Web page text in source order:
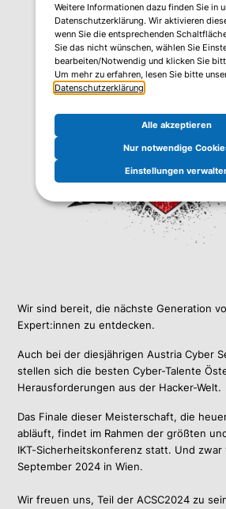
Wir sind bereit, die nächste Generation
Expert:innen zu entdecken.
Auch bei der diesjährigen Austria Cyber
stellen sich die besten Cyber-Talente
Herausforderungen aus der Hacker-Welt.
Das Finale dieser Meisterschaft, die
abläuft, findet im Rahmen der größten
IKT-Sicherheitskonferenz statt. Und zwar
September 2024 in Wien.
Wir freuen uns, Teil der ACSC2024 zu
Weitere Informationen dazu finden Sie in
Datenschutzerklärung. Wir aktivieren
wenn Sie die entsprechenden
Sie das nicht wünschen, wählen Sie
bearbeiten/Notwendig und klicken Sie
Um mehr zu erfahren, lesen Sie bitte
Datenschutzerklärung.
Alle akzeptieren
Nur notwendige
Einstellungen